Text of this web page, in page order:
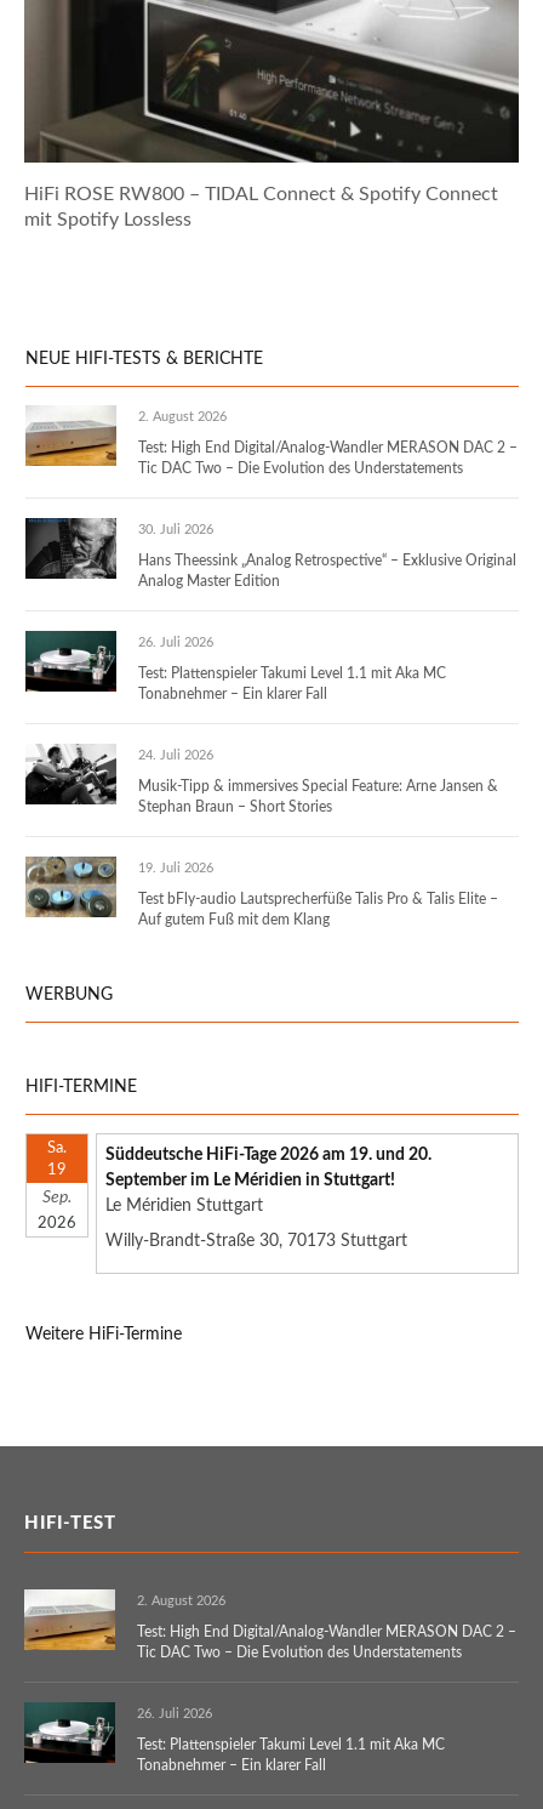
HiFi ROSE RW800 – TIDAL Connect & Spotify Connect
mit Spotify Lossless
NEUE HIFI-TESTS & BERICHTE
2. August 2026
Test: High End Digital/Analog-Wandler MERASON DAC 2 –
Tic DAC Two – Die Evolution des Understatements
30. Juli 2026
Hans Theessink „Analog Retrospective“ – Exklusive Original
Analog Master Edition
26. Juli 2026
Test: Plattenspieler Takumi Level 1.1 mit Aka MC
Tonabnehmer – Ein klarer Fall
24. Juli 2026
Musik-Tipp & immersives Special Feature: Arne Jansen &
Stephan Braun – Short Stories
19. Juli 2026
Test bFly-audio Lautsprecherfüße Talis Pro & Talis Elite –
Auf gutem Fuß mit dem Klang
WERBUNG
HIFI-TERMINE
Sa.
19
Sep.
2026
Süddeutsche HiFi-Tage 2026 am 19. und 20.
September im Le Méridien in Stuttgart!
Le Méridien Stuttgart
Willy-Brandt-Straße 30, 70173 Stuttgart
Weitere HiFi-Termine
HIFI-TEST
2. August 2026
Test: High End Digital/Analog-Wandler MERASON DAC 2 –
Tic DAC Two – Die Evolution des Understatements
26. Juli 2026
Test: Plattenspieler Takumi Level 1.1 mit Aka MC
Tonabnehmer – Ein klarer Fall